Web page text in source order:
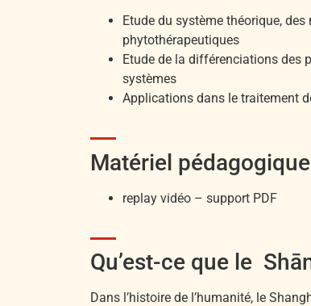
Etude du système théorique,
phytothérapeutiques
Etude de la différenciations des
systèmes
Applications dans le traitement
Matériel pédagogique
replay vidéo – support PDF
Qu’est-ce que le
Dans l’histoire de l’humanité, le